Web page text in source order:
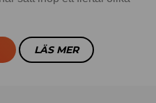
LÄS MER